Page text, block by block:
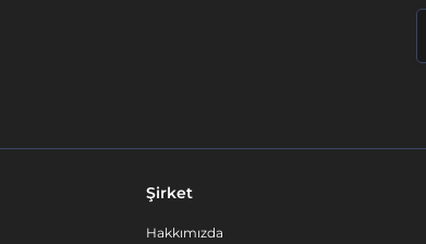
Şirket
Hakkımızda